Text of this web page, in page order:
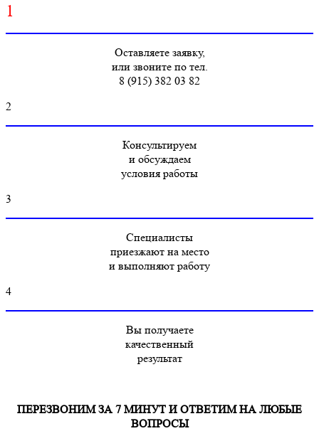
1
Оставляете заявку,
или звоните по тел.
8 (915) 382 03 82
2
Консультируем
и обсуждаем
условия работы
3
Специалисты
приезжают на место
и выполняют работу
4
Вы получаете
качественный
результат
ПЕРЕЗВОНИМ ЗА 7 МИНУТ И ОТВЕТИМ НА ЛЮБЫЕ
ВОПРОСЫ